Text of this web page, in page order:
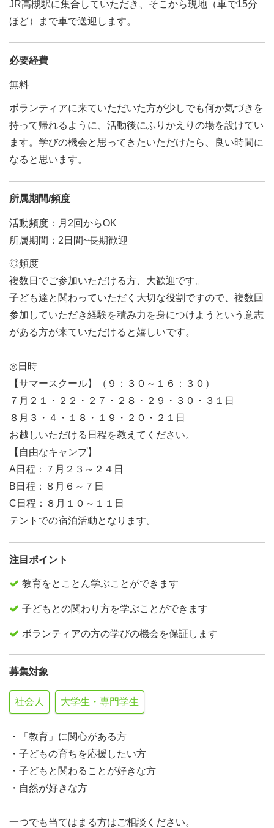
JR高槻駅に集合していただき、そこから現地（車で15分
ほど）まで車で送迎します。
必要経費
無料
ボランティアに来ていただいた方が少しでも何か気づきを
持って帰れるように、活動後にふりかえりの場を設けてい
ます。学びの機会と思ってきたいただけたら、良い時間に
なると思います。
所属期間/頻度
活動頻度：月2回からOK
所属期間：2日間~長期歓迎
◎頻度
複数日でご参加いただける方、大歓迎です。
子ども達と関わっていただく大切な役割ですので、複数回
参加していただき経験を積み力を身につけようという意志
がある方が来ていただけると嬉しいです。
◎日時
【サマースクール】（９：３０～１６：３０）
７月２１・２２・２７・２８・２９・３０・３１日
８月３・４・１８・１９・２０・２１日
お越しいただける日程を教えてください。
【自由なキャンプ】
A日程：７月２３～２４日
B日程：８月６～７日
C日程：８月１０～１１日
テントでの宿泊活動となります。
注目ポイント
教育をとことん学ぶことができます
子どもとの関わり方を学ぶことができます
ボランティアの方の学びの機会を保証します
募集対象
社会人 大学生・専門学生
・「教育」に関心がある方
・子どもの育ちを応援したい方
・子どもと関わることが好きな方
・自然が好きな方
一つでも当てはまる方はご相談ください。